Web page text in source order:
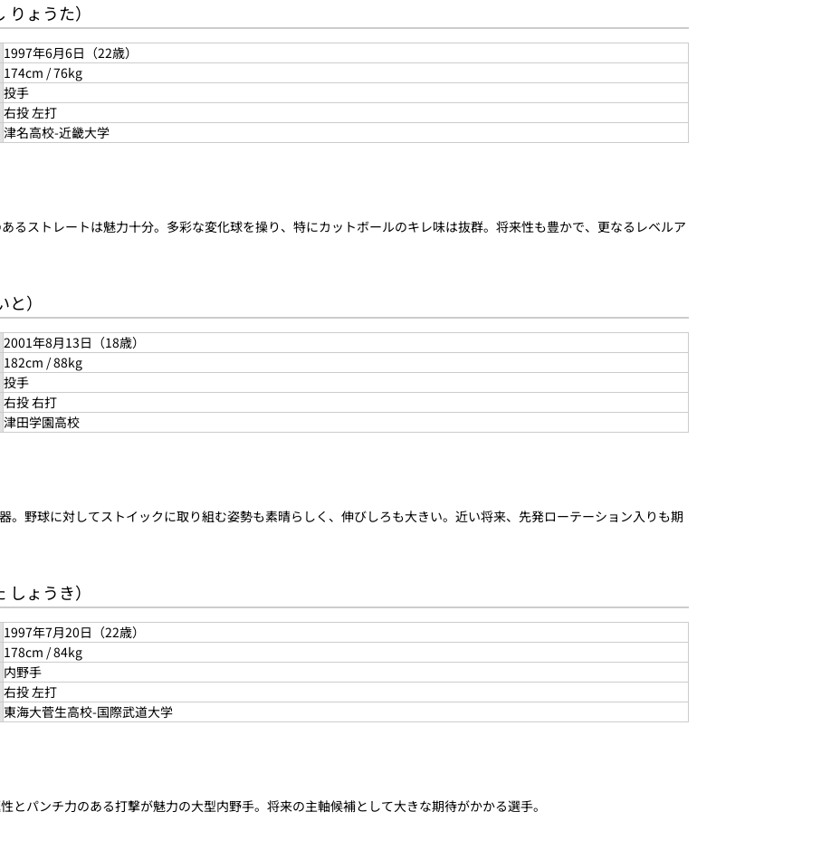
ょうた）
1997年6月6日（22歳）
174cm / 76kg
投手
右投 左打
津名高校-近畿大学
るストレートは魅力十分。多彩な変化球を操り、特にカットボールのキレ味は抜群。将来性も豊かで、更なるレベルア
）
2001年8月13日（18歳）
182cm / 88kg
投手
右投 右打
津田学園高校
。野球に対してストイックに取り組む姿勢も素晴らしく、伸びしろも大きい。近い将来、先発ローテーション入りも期
ょうき）
1997年7月20日（22歳）
178cm / 84kg
内野手
右投 左打
東海大菅生高校-国際武道大学
とパンチ力のある打撃が魅力の大型内野手。将来の主軸候補として大きな期待がかかる選手。